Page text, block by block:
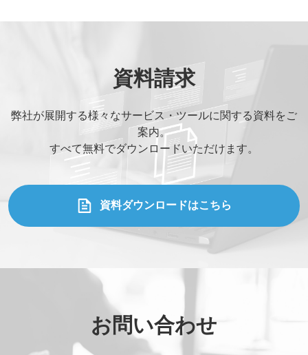
資料請求
弊社が展開する様々なサービス・ツールに関する資料をご
案内。
すべて無料でダウンロードいただけます。
資料ダウンロードはこちら
お問い合わせ